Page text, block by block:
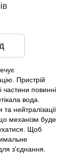
Пристрій
частини повинні
вода.
нейтралізації
механізм буде
Щоб
з'єднання.